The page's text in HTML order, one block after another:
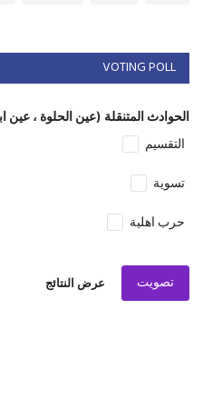
VOTING POLL
الحوادث المتنقلة (عين الحلوة ، عين
التقسيم
تسوية
حرب اهلية
تصويت عرض النتائج